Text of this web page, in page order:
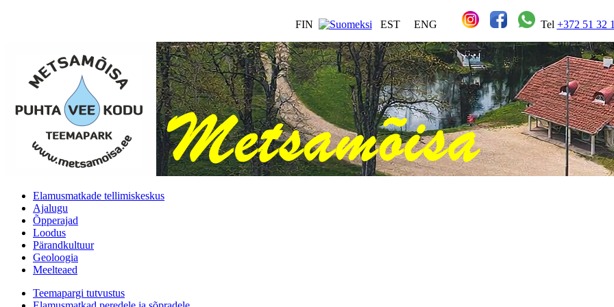
FIN EST ENG Tel +372 51 32
Elamusmatkade tellimiskeskus
Ajalugu
Õpperajad
Loodus
Pärandkultuur
Geoloogia
Meelteaed
Teemapargi tutvustus